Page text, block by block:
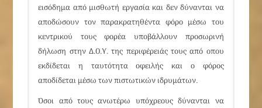
εισόδημα από μισθωτή εργασία και δεν δύνανται να
αποδώσουν τον παρακρατηθέντα φόρο μέσω του
κεντρικού τους φορέα υποβάλλουν προσωρινή
δήλωση στην Δ.Ο.Υ. της περιφέρειάς τους από oπου
εκδίδεται η ταυτότητα οφειλής και ο φόρος
αποδίδεται μέσω των πιστωτικών ιδρυμάτων.
Όσοι από τους ανωτέρω υπόχρεους δύνανται να